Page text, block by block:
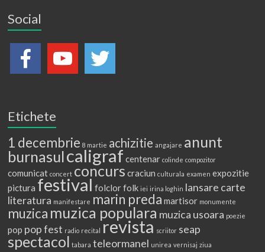
Social
Etichete
1 decembrie 8 martie achizitie angajare anunt
burnasulcaligraf centenar colinde compozitor
comunicat concert concurs craciun culturala examen expozitie
pictura festival folclorfolk iei irina loghin lansare carte
literatura manifestare marin preda martisor monumente
muzica muzica populara muzica usoara poezie
pop pop fest radio recital revista scriitor seap
spectacol tabara teleormanel unirea vernisaj ziua